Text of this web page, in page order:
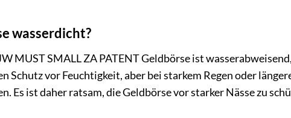
wasserdicht?
MUST SMALL ZA PATENT Geldbörse ist
Schutz vor Feuchtigkeit, aber bei starkem Regen oder
Es ist daher ratsam, die Geldbörse vor starker Nässe zu